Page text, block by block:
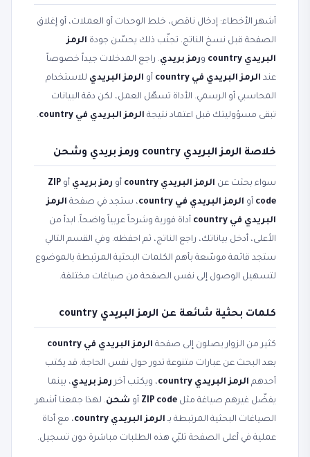
أشهر الأخطاء: إدخال ناقص، خلط الوحدات أو العملات، أو إغلاق
الصفحة قبل نسخ الناتج. تجنّب ذلك يحسّن جودة الرمز
البريدي country
ورمز بريدي. راجع المدخلات جيداً خصوصاً
عند الرمز البريدي في country أو الرمز البريدي للاستخدام
المحاسبي أو الرسمي. الأداة تسهّل العمل، لكن دقة البيانات
تبقى مسؤوليتك قبل اعتماد نتيجة الرمز البريدي في country .
خلاصة الرمز البريدي country ورمز بريدي وشحن
سواء بحثت عن الرمز البريدي country أو رمز بريدي أو ZIP
code أو الرمز البريدي في country ، ستجد في صفحة الرمز
البريدي في country
أداة فورية وشرحاً عربياً واضحاً. ابدأ من
الأعلى، أدخل بياناتك، راجع الناتج، ثم احفظه. وفي القسم التالي
ستجد قائمة موسّعة بأهم الكلمات البحثية المرتبطة بالموضوع
لتسهيل الوصول إلى نفس الصفحة من صياغات مختلفة.
كلمات بحثية شائعة عن الرمز البريدي country
كثير من الزوار يصلون إلى صفحة الرمز البريدي في country
بعد البحث عن عبارات متنوعة تدور حول نفس الحاجة. قد يكتب
أحدهم الرمز البريدي country ، ويكتب آخر رمز بريدي، بينما
يفضّل غيرهم صياغة مثل ZIP code أو شحن. لهذا جمعنا أشهر
الصياغات البحثية المرتبطة بـ الرمز البريدي country
، مع أداة
عملية في أعلى الصفحة تلبّي هذه الطلبات مباشرة دون تسجيل.